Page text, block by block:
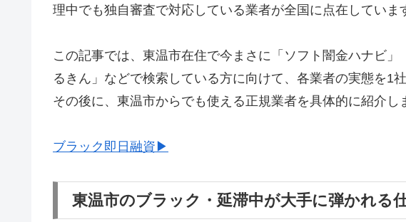
理中でも独自審査で対応している業者が全国に点在していま
この記事では、東温市在住で今まさに「ソフト闇金ハナビ」
るきん」などで検索している方に向けて、各業者の実態を1
その後に、東温市からでも使える正規業者を具体的に紹介し
ブラック即日融資▶
東温市のブラック・延滞中が大手に弾かれる